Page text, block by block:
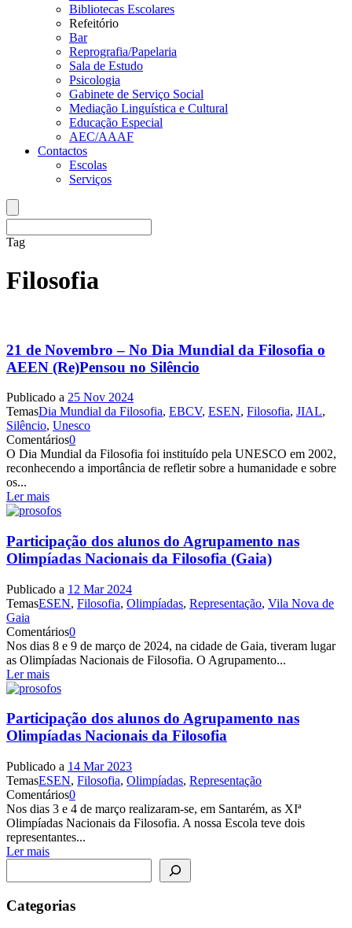
Bibliotecas Escolares
Refeitório
Bar
Reprografia/Papelaria
Sala de Estudo
Psicologia
Gabinete de Serviço Social
Mediação Linguística e Cultural
Educação Especial
AEC/AAAF
Contactos
Escolas
Serviços
Tag
Filosofia
21 de Novembro – No Dia Mundial da Filosofia o
AEEN (Re)Pensou no Silêncio
Publicado a 25 Nov 2024
TemasDia Mundial da Filosofia, EBCV, ESEN, Filosofia, JIAL,
Silêncio, Unesco
Comentários0
O Dia Mundial da Filosofia foi instituído pela UNESCO em 2002,
reconhecendo a importância de refletir sobre a humanidade e sobre
os...
Ler mais
Participação dos alunos do Agrupamento nas
Olimpíadas Nacionais da Filosofia (Gaia)
Publicado a 12 Mar 2024
TemasESEN, Filosofia, Olimpíadas, Representação, Vila Nova de
Gaia
Comentários0
Nos dias 8 e 9 de março de 2024, na cidade de Gaia, tiveram lugar
as Olimpíadas Nacionais de Filosofia. O Agrupamento...
Ler mais
Participação dos alunos do Agrupamento nas
Olimpíadas Nacionais da Filosofia
Publicado a 14 Mar 2023
TemasESEN, Filosofia, Olimpíadas, Representação
Comentários0
Nos dias 3 e 4 de março realizaram-se, em Santarém, as XIª
Olimpíadas Nacionais da Filosofia. A nossa Escola teve dois
representantes...
Ler mais
Categorias